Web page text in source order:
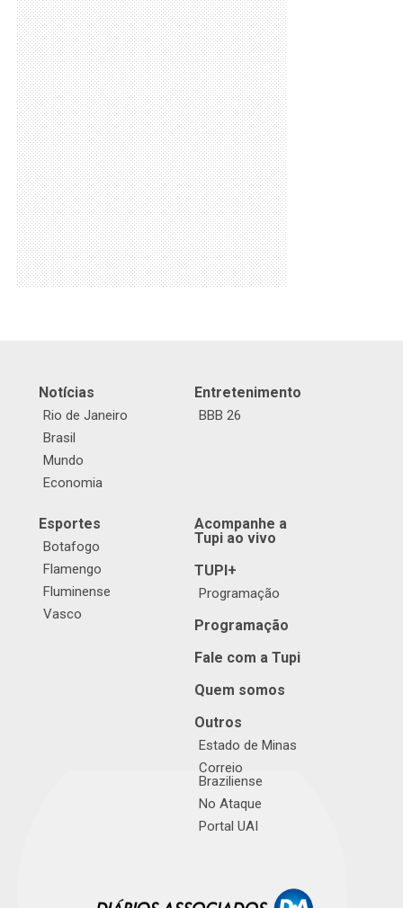
Notícias
Rio de Janeiro
Brasil
Mundo
Economia
Entretenimento
BBB 26
Esportes
Botafogo
Flamengo
Fluminense
Vasco
Acompanhe a
Tupi ao vivo
TUPI+
Programação
Programação
Fale com a Tupi
Quem somos
Outros
Estado de Minas
Correio
Braziliense
No Ataque
Portal UAI